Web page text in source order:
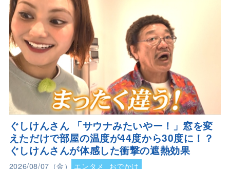
ぐしけんさん 「サウナみたいやー！」窓を変
えただけで部屋の温度が44度から30度に！？
ぐしけんさんが体感した衝撃の遮熱効果
2026/08/07（金） エンタメ おでかけ